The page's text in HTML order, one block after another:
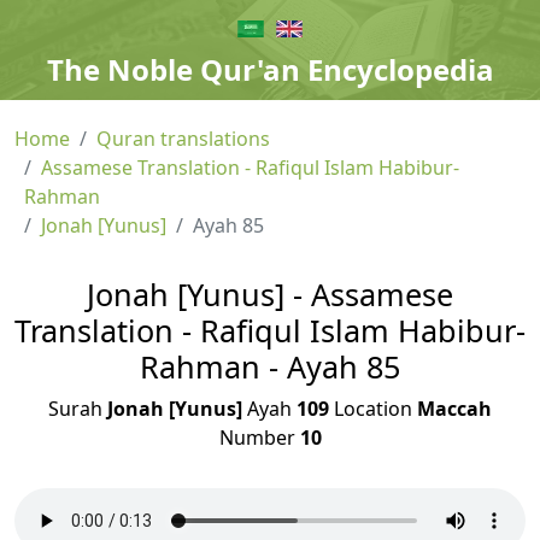
The Noble Qur'an Encyclopedia
Home
Quran translations
Assamese Translation - Rafiqul Islam Habibur-
Rahman
Jonah [Yunus]
Ayah 85
Jonah [Yunus] - Assamese
Translation - Rafiqul Islam Habibur-
Rahman - Ayah 85
Surah Jonah [Yunus]Ayah 109 Location Maccah
Number 10